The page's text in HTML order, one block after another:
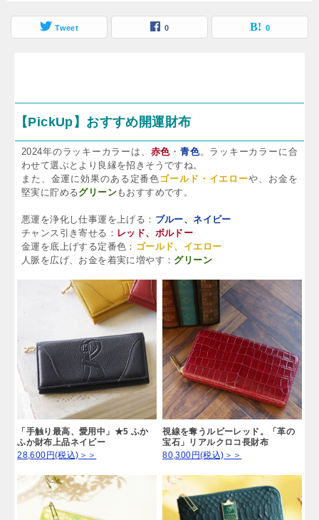
Tweet 0 0
【PickUp】おすすめ開運財布
2024年のラッキーカラーは、 赤色 ・ 青色。ラッキーカラーに合
わせて選ぶとより良縁を招きそうですね。
また、金運に効果のある定番色ゴールド・イエローや、お金を
堅実に貯めるグリーンもおすすめです。
悪運を浄化し仕事運を上げる： ブルー、ネイビー
チャンス引き寄せる： レッド、ボルドー
金運を底上げする定番色： ゴールド、イエロー
人脈を広げ、お金を着実に増やす： グリーン
「手触り最高、愛用中」★5 ふか
ふか財布上品ネイビー
28,600円(税込)＞＞
視線を奪うルビーレッド。「革の
宝石」リアルクロコ長財布
80,300円(税込)＞＞